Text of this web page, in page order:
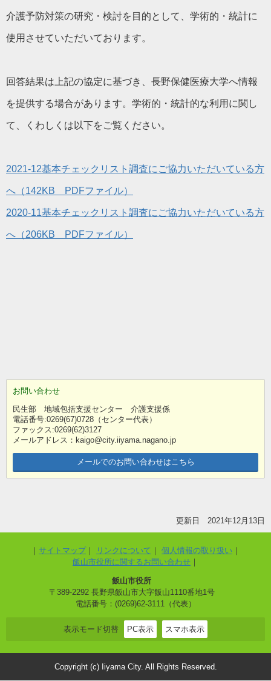
介護予防対策の研究・検討を目的として、学術的・統計に
使用させていただいております。
回答結果は上記の協定に基づき、長野保健医療大学へ情報
を提供する場合があります。学術的・統計的な利用に関し
て、くわしくは以下をご覧ください。
2021-12基本チェックリスト調査にご協力いただいている方
へ（142KB PDFファイル）
2020-11基本チェックリスト調査にご協力いただいている方
へ（206KB PDFファイル）
お問い合わせ
民生部 地域包括支援センター 介護支援係
電話番号:0269(67)0728（センター代表）
ファックス:0269(62)3127
メールアドレス：kaigo@city.iiyama.nagano.jp
メールでのお問い合わせはこちら
更新日 2021年12月13日
サイトマップ リンクについて
個人情報の取り扱い
飯山市役所に関するお問い合わせ
飯山市役所
〒389-2292 長野県飯山市大字飯山1110番地1号
電話番号：(0269)62-3111（代表）
表示モード切替 PC表示 スマホ表示
Copyright (c) Iiyama City. All Rights Reserved.